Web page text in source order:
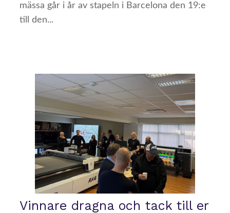
mässa går i år av stapeln i Barcelona den 19:e
till den...
Vinnare dragna och tack till er